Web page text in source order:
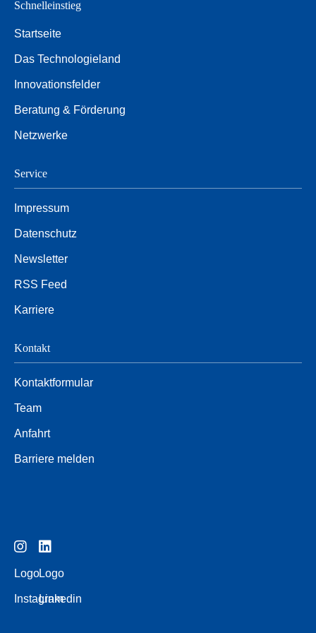
Schnelleinstieg
Startseite
Das Technologieland
Innovationsfelder
Beratung & Förderung
Netzwerke
Service
Impressum
Datenschutz
Newsletter
RSS Feed
Karriere
Kontakt
Kontaktformular
Team
Anfahrt
Barriere melden
Logo
Instagram
Logo
Linkedin